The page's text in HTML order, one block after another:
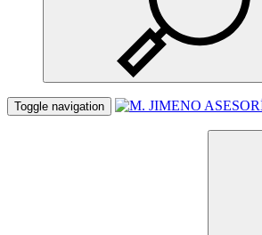
Toggle navigation